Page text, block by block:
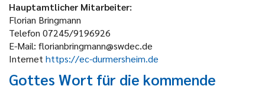
Hauptamtlicher Mitarbeiter:
Florian Bringmann
Telefon 07245/9196926
E-Mail: florianbringmann@swdec.de
Internet https://ec-durmersheim.de
Gottes Wort für die kommende